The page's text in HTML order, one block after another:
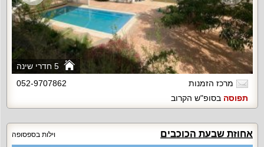
5 חדרי שינה
מרכז הזמנות
052-9707862
תפוסה בסופ"ש הקרוב
אחוזת שבעת הכוכבים וילות בספסופה